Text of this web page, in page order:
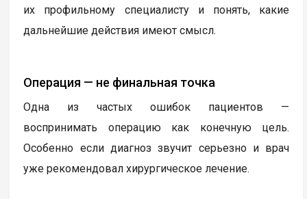
их профильному специалисту и понять, какие
дальнейшие действия имеют смысл.
Операция — не финальная точка
Одна из частых ошибок пациентов —
воспринимать операцию как конечную цель.
Особенно если диагноз звучит серьезно и врач
уже рекомендовал хирургическое лечение.